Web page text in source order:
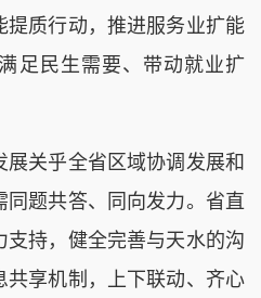
提质行动，推进服务业扩能
足民生需要、带动就业扩
关乎全省区域协调发展和
题共答、同向发力。省直
持，健全完善与天水的沟
享机制，上下联动、齐心